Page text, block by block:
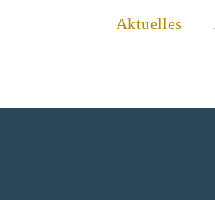
Aktuelles